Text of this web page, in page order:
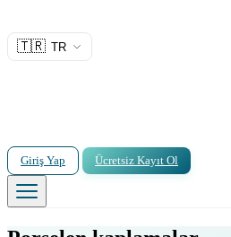
🇹🇷 TR
Giriş Yap Ücretsiz Kayıt Ol